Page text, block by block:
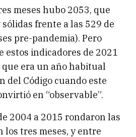
meses hubo 2053, que
frente a las 529 de
pre-pandemia). Pero
estos indicadores de 2021
era un año habitual
del Código cuando este
en “observable”.
2004 a 2015 rondaron las
los tres meses, y entre